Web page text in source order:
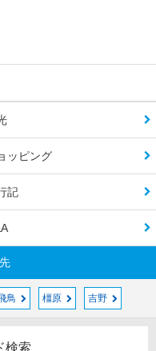
ッピング
記
鳥 橿原 吉野
検索